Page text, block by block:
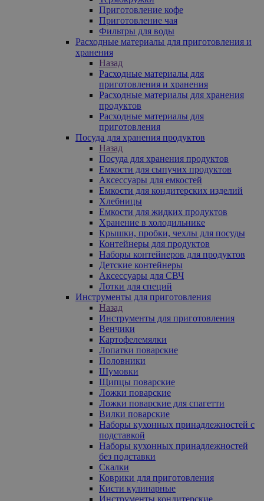
Приготовление кофе
Приготовление чая
Фильтры для воды
Расходные материалы для приготовления и
хранения
Назад
Расходные материалы для
приготовления и хранения
Расходные материалы для хранения
продуктов
Расходные материалы для
приготовления
Посуда для хранения продуктов
Назад
Посуда для хранения продуктов
Емкости для сыпучих продуктов
Аксессуары для емкостей
Емкости для кондитерских изделий
Хлебницы
Емкости для жидких продуктов
Хранение в холодильнике
Крышки, пробки, чехлы для посуды
Контейнеры для продуктов
Наборы контейнеров для продуктов
Детские контейнеры
Аксессуары для СВЧ
Лотки для специй
Инструменты для приготовления
Назад
Инструменты для приготовления
Венчики
Картофелемялки
Лопатки поварские
Половники
Шумовки
Щипцы поварские
Ложки поварские
Ложки поварские для спагетти
Вилки поварские
Наборы кухонных принадлежностей с
подставкой
Наборы кухонных принадлежностей
без подставки
Скалки
Коврики для приготовления
Кисти кулинарные
Инструменты кондитерские